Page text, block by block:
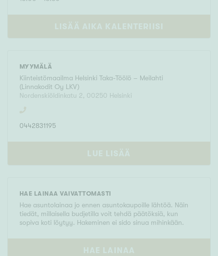
LISÄÄ AIKA KALENTERIISI
MYYMÄLÄ
Kiinteistömaailma Helsinki Taka-Töölö – Meilahti
(Linnakodit Oy LKV)
Nordenskiöldinkatu 2, 00250 Helsinki
0442831195
LUE LISÄÄ
HAE LAINAA VAIVATTOMASTI
Hae asuntolainaa jo ennen asuntokaupoille lähtöä. Näin
tiedät, millaisella budjetilla voit tehdä päätöksiä, kun
sopiva koti löytyy. Hakeminen ei sido sinua mihinkään.
HAE LAINAA